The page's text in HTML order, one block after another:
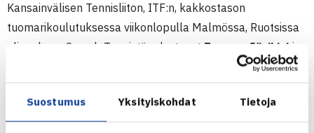
Suostumus Yksityiskohdat Tietoja
Kansainvälisen Tennisliiton, ITF:n, kakkostason
tuomarikoulutuksessa viikonlopulla Malmössa, Ruotsissa
oli mukana Smash-Tennistä edustavat Toomas Jürikivi ja
. He selvittivät nelipäiväisen koulutuksen
päätteeksi testit ja saivat ns. White Badgen, joka oikeuttaa
tuomarointiin kv. turnauksissa.
Suomessa on heidän lisäkseen kaksi tämän tason